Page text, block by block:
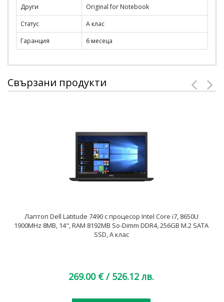
Други
Original for Notebook
Статус
A клас
Гаранция
6 месеца
Свързани продукти
Лаптоп Dell Latitude 7490 с процесор Intel Core i7, 8650U
1900MHz 8MB, 14", RAM 8192MB So-Dimm DDR4, 256GB M.2 SATA
SSD, A клас
269.00 € / 526.12 лв.